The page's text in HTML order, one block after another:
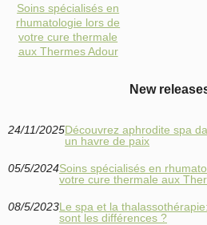
Soins spécialisés en
rhumatologie lors de
votre cure thermale
aux Thermes Adour
New
24/11/2025Découvrez aphrodite spa
un havre de paix
05/5/2024Soins spécialisés en
votre cure thermale aux
08/5/2023Le spa et la
sont les différences ?